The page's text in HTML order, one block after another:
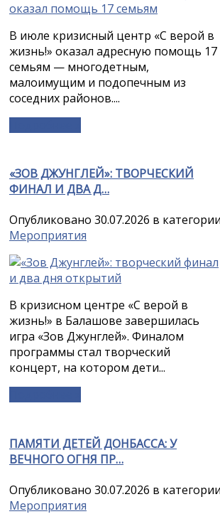
В июле кризисный центр «С верой в
жизнь!» оказал адресную помощь 17
семьям — многодетным,
малоимущим и подопечным из
соседних районов....
«ЗОВ ДЖУНГЛЕЙ»: ТВОРЧЕСКИЙ
ФИНАЛ И ДВА Д…
Опубликовано 30.07.2026 в категории
Мероприятия
В кризисном центре «С верой в
жизнь!» в Балашове завершилась
игра «Зов Джунглей». Финалом
программы стал творческий
концерт, на котором дети...
ПАМЯТИ ДЕТЕЙ ДОНБАССА: У
ВЕЧНОГО ОГНЯ ПР…
Опубликовано 30.07.2026 в категории
Мероприятия